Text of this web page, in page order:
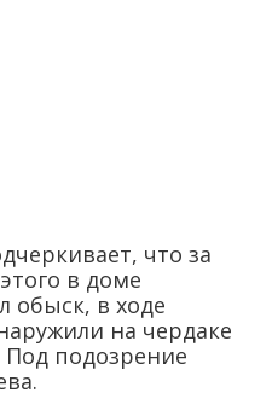
что за
в доме
обыск, в ходе
на чердаке
подозрение